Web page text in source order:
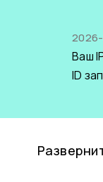
Ваш
ID